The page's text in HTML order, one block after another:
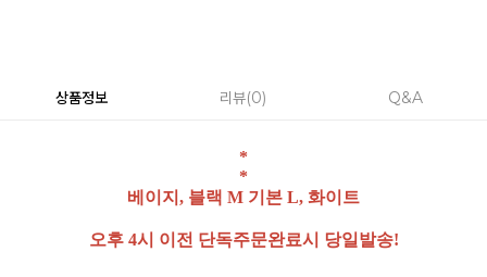
상품정보 리뷰 0 Q&A
*
*
베이지, 블랙 M 기본 L, 화이트
오후 4시 이전 단독주문완료시 당일발송!